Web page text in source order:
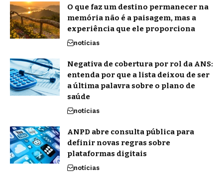
O que faz um destino permanecer na
memória não é a paisagem, mas a
experiência que ele proporciona
notícias
Negativa de cobertura por rol da ANS:
entenda por que a lista deixou de ser
a última palavra sobre o plano de
saúde
notícias
ANPD abre consulta pública para
definir novas regras sobre
plataformas digitais
notícias